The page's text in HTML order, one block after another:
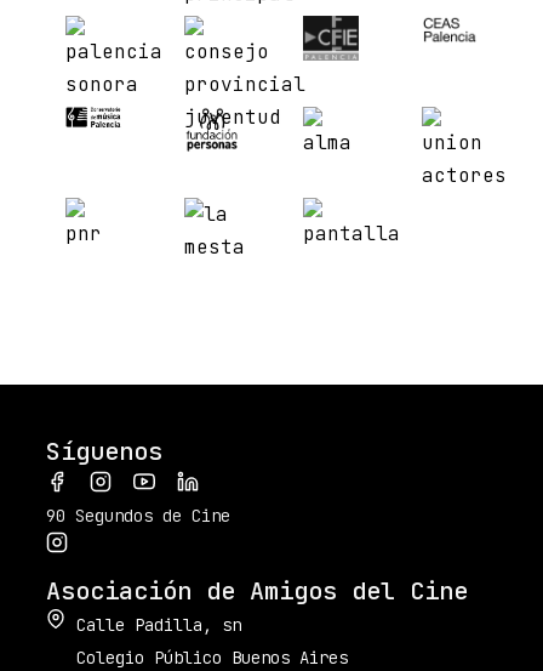
Síguenos
90 Segundos de Cine
Asociación de Amigos del Cine
Calle Padilla, sn
Colegio Público Buenos Aires